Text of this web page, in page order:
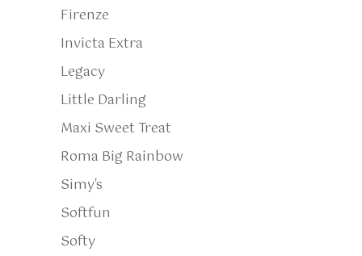
Firenze
Invicta Extra
Legacy
Little Darling
Maxi Sweet Treat
Roma Big Rainbow
Simy's
Softfun
Softy